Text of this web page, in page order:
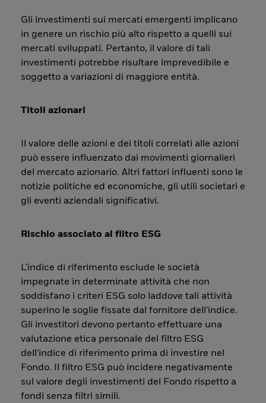
Gli investimenti sui mercati emergenti implicano
in genere un rischio più alto rispetto a quelli sui
mercati sviluppati. Pertanto, il valore di tali
investimenti potrebbe risultare imprevedibile e
soggetto a variazioni di maggiore entità.
Titoli azionari
Il valore delle azioni e dei titoli correlati alle azioni
può essere influenzato dai movimenti giornalieri
del mercato azionario. Altri fattori influenti sono le
notizie politiche ed economiche, gli utili societari e
gli eventi aziendali significativi.
Rischio associato al filtro ESG
L'indice di riferimento esclude le società
impegnate in determinate attività che non
soddisfano i criteri ESG solo laddove tali attività
superino le soglie fissate dal fornitore dell'indice.
Gli investitori devono pertanto effettuare una
valutazione etica personale del filtro ESG
dell'indice di riferimento prima di investire nel
Fondo. Il filtro ESG può incidere negativamente
sul valore degli investimenti del Fondo rispetto a
fondi senza filtri simili.